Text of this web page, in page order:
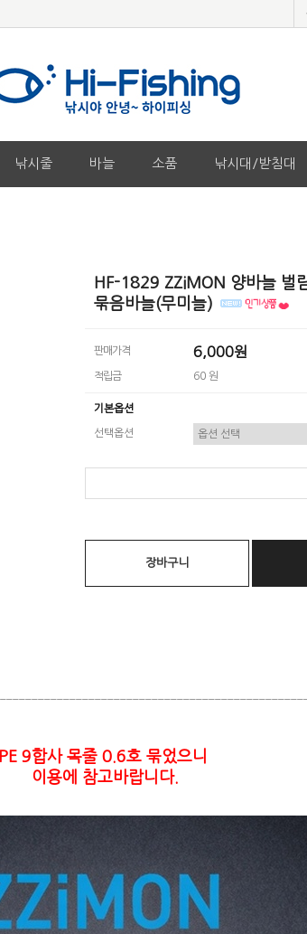
낚시줄 바늘 소품 낚시대/받침대
HF-1829 ZZiMON 양바늘 벌
묶음바늘(무미늘)
판매가격 6,000원
적립금 60 원
기본옵션
선택옵션
장바구니
PE 9합사 목줄 0.6호 묶었으니
이용에 참고바랍니다.